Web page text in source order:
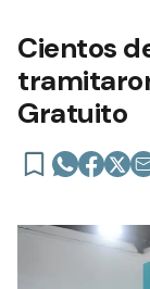
Cientos
Gratuito